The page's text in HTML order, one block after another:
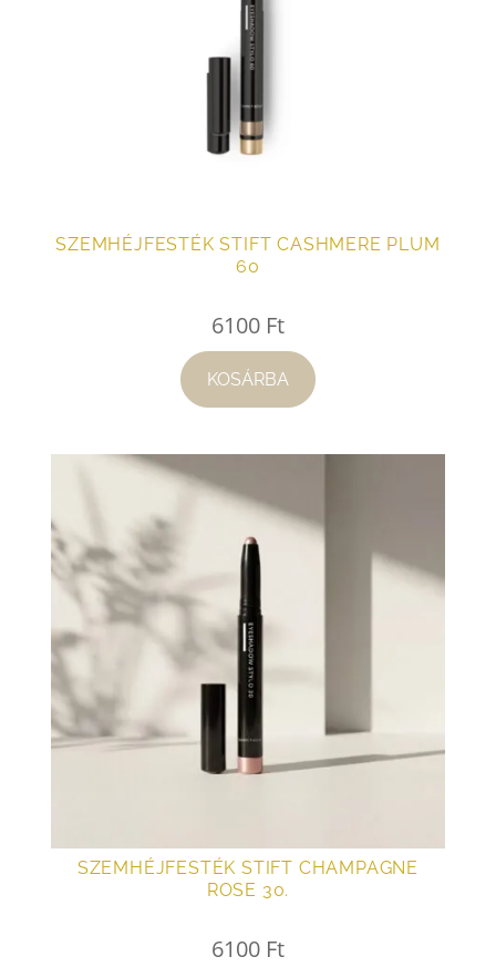
SZEMHÉJFESTÉK STIFT CASHMERE PLUM
60
6100 Ft
KOSÁRBA
SZEMHÉJFESTÉK STIFT CHAMPAGNE
ROSE 30.
6100 Ft